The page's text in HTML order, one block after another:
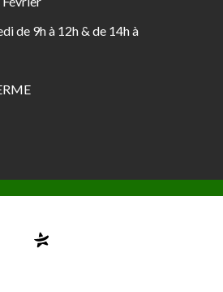
de 9h à 12h & de 14h à